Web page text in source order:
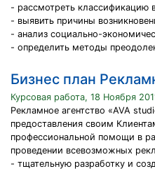
- рассмотреть классификацию
- выявить причины
- анализ социально-
- определить методы
Бизнес план
Курсовая работа, 18 Ноября
Рекламное агентство «AVA
предоставления своим
профессиональной помощи в
проведении всевозможных
- тщательную разработку и